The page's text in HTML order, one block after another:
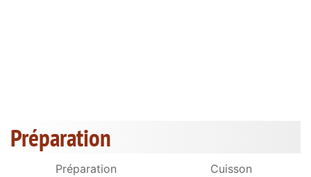
Préparation
Préparation
Cuisson